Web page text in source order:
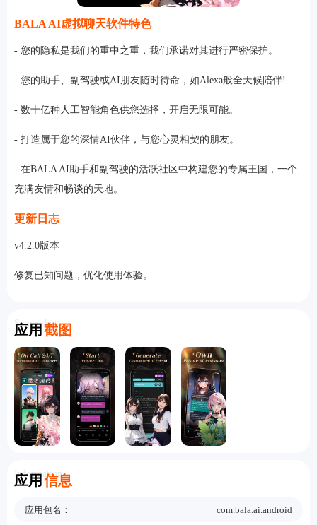
BALA AI虚拟聊天软件特色
- 您的隐私是我们的重中之重，我们承诺对其进行严密保护。
- 您的助手、副驾驶或AI朋友随时待命，如Alexa般全天候陪伴!
- 数十亿种人工智能角色供您选择，开启无限可能。
- 打造属于您的深情AI伙伴，与您心灵相契的朋友。
- 在BALA AI助手和副驾驶的活跃社区中构建您的专属王国，一个
充满友情和畅谈的天地。
更新日志
v4.2.0版本
修复已知问题，优化使用体验。
应用 截图
Screenshot
应用 信息
Information
应用包名： com.bala.ai.android